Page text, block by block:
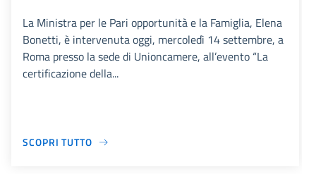
La Ministra per le Pari opportunità e la Famiglia, Elena
Bonetti, è intervenuta oggi, mercoledì 14 settembre, a
Roma presso la sede di Unioncamere, all’evento “La
certificazione della...
SCOPRI TUTTO